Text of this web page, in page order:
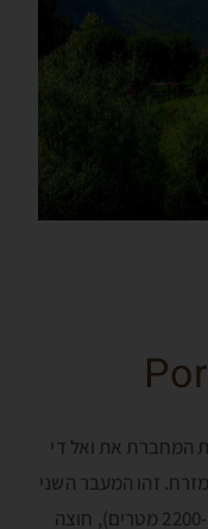
המחברת את ואל די
זהו המעבר השני
הכי גבוה בדולומיטים (בגובה של יותר מ-2200 מטרים), חוצה